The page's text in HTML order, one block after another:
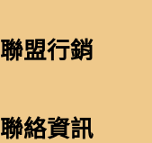
聯盟行銷
聯絡資訊